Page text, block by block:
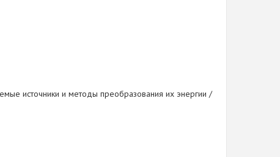
источники и методы преобразования их энергии /